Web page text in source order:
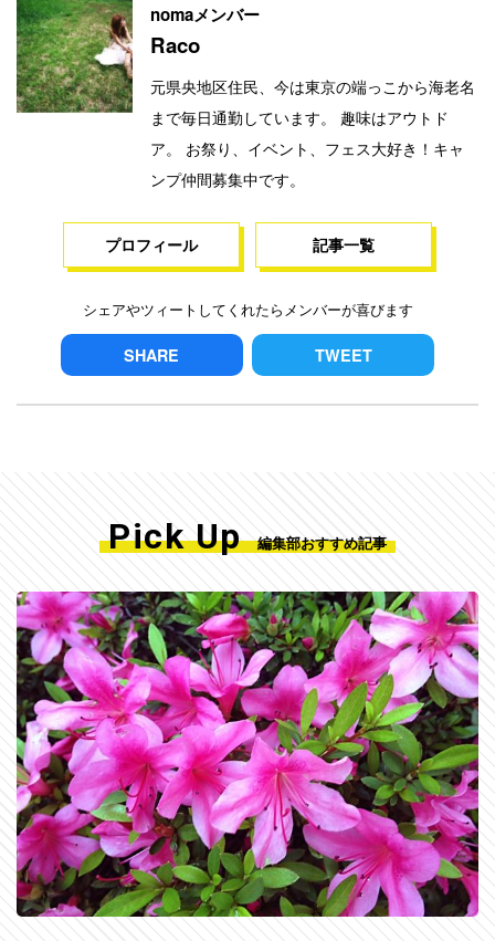
nomaメンバー
Raco
元県央地区住民、今は東京の端っこから海老名
まで毎日通勤しています。 趣味はアウトド
ア。 お祭り、イベント、フェス大好き！キャ
ンプ仲間募集中です。
プロフィール 記事一覧
シェアやツィートしてくれたらメンバーが喜びます
SHARE TWEET
Pick Up 編集部おすすめ記事